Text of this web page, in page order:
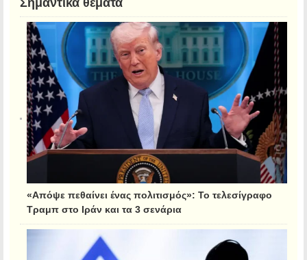
Σημαντικά θέματα
«Απόψε πεθαίνει ένας πολιτισμός»: Το τελεσίγραφο
Τραμπ στο Ιράν και τα 3 σενάρια